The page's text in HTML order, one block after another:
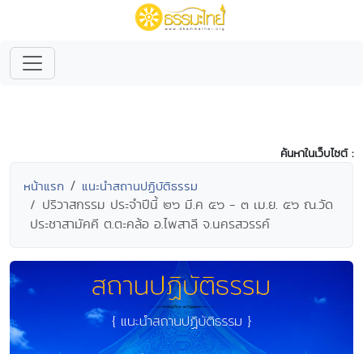
ค้นหาในเว็บไซต์ :
หน้าแรก แนะนำสถานปฏิบัติธรรม
ปริวาสกรรม ประจำปีนี้ ๒๖ มี.ค ๕๖ - ๓ เม.ย. ๕๖ ณ.วัด
ประชาสามัคคี ต.ตะคล้อ อ.ไพสาลี จ.นครสวรรค์